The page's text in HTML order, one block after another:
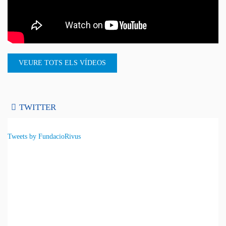
VEURE TOTS ELS VÍDEOS
TWITTER
Tweets by FundacioRivus